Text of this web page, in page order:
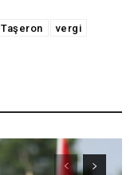
Taşeron vergi